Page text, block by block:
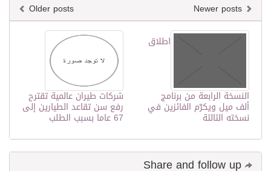
Older posts
شركات طيران عالمية تقترح
رفع سن تقاعد الطيارين إلى
67 عاما بسبب الطلب
اطلاق
النسخة الرابعة من برنامج
ألف ميل ويكرّم الفائزين في
نسخته الثالثة